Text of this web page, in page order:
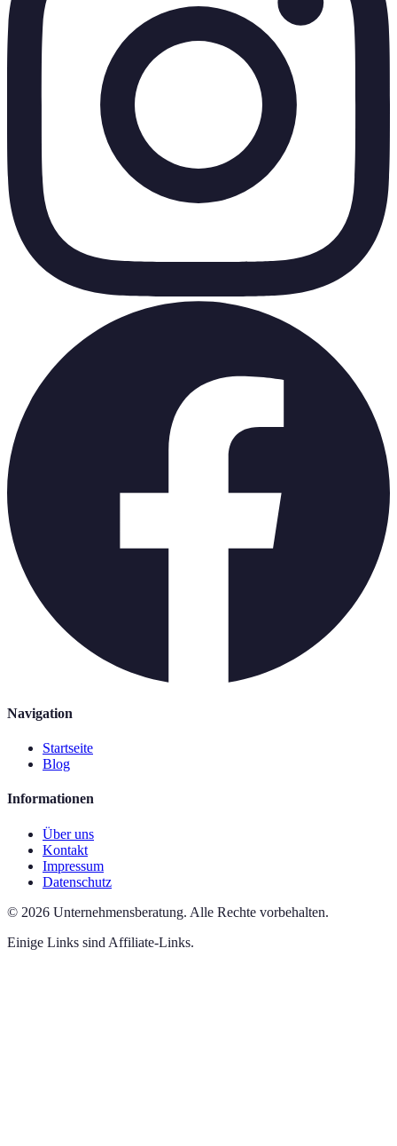
Navigation
Startseite
Blog
Informationen
Über uns
Kontakt
Impressum
Datenschutz
© 2026 Unternehmensberatung. Alle Rechte vorbehalten.
Einige Links sind Affiliate-Links.